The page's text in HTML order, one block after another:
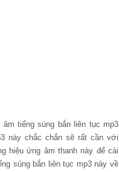
tiếng súng bắn liên tục mp3
này chắc chắn sẽ rất cần với
hiệu ứng âm thanh này để cài
súng bắn liên tục mp3 này về